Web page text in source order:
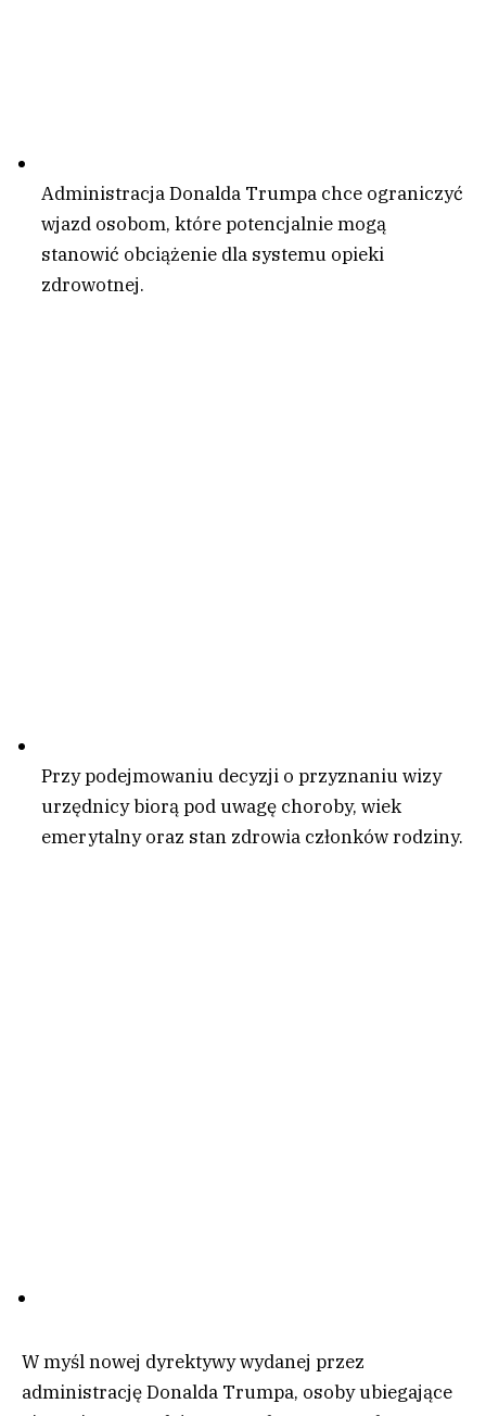
Administracja Donalda Trumpa chce ograniczyć
wjazd osobom, które potencjalnie mogą
stanowić obciążenie dla systemu opieki
zdrowotnej.
Przy podejmowaniu decyzji o przyznaniu wizy
urzędnicy biorą pod uwagę choroby, wiek
emerytalny oraz stan zdrowia członków rodziny.
W myśl nowej dyrektywy wydanej przez
administrację Donalda Trumpa, osoby ubiegające